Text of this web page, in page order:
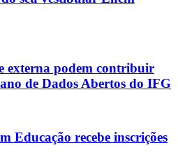
externa podem contribuir
de Dados Abertos do IFG
Educação recebe inscrições